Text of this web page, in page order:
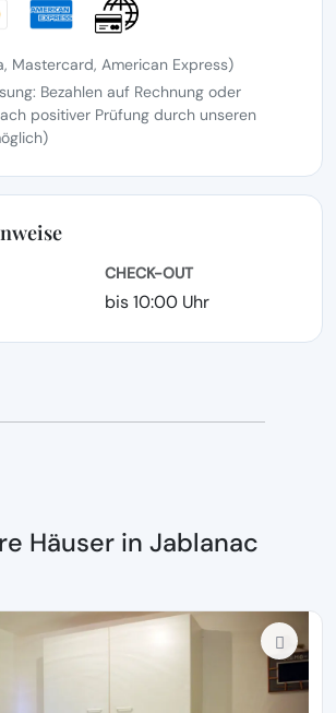
Mastercard, American Express)
Bezahlen auf Rechnung oder
positiver Prüfung durch unseren
CHECK-OUT
bis 10:00 Uhr
Häuser in Jablanac